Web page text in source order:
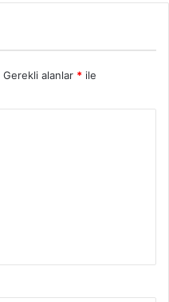
Gerekli alanlar * ile